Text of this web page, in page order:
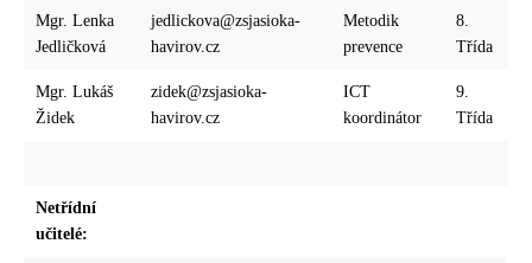
Mgr. Lenka
Jedličková
jedlickova@zsjasioka-
havirov.cz
Metodik
prevence
8.
Třída
Mgr. Lukáš
Židek
zidek@zsjasioka-
havirov.cz
ICT
koordinátor
9.
Třída
Netřídní
učitelé: